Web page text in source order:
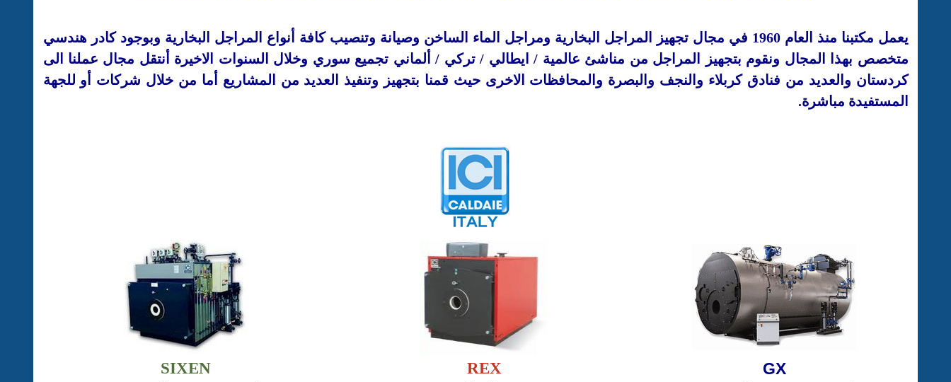
يعمل مكتبنا منذ العام
1960 في مجال تجهيز المراجل البخارية ومراجل الماء الساخن وصيانة وتنصيب كافة أنواع المراجل البخارية وبوجود كادر هندسي
متخصص بهذا المجال ونقوم بتجهيز المراجل من مناشئ عالمية / ايطالي / تركي / ألماني تجميع سوري وخلال السنوات الاخيرة أنتقل مجال عملنا الى
كردستان والعديد من فنادق كربلاء والنجف والبصرة والمحافظات الاخرى حيث قمنا بتجهيز وتنفيذ العديد من المشاريع أما من خلال شركات أو للجهة
المستفيدة مباشرة.
GX
REX
SIXEN